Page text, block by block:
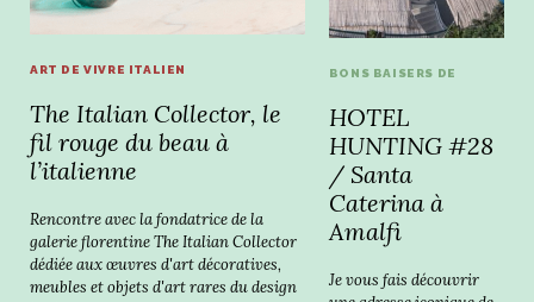
ART DE VIVRE ITALIEN
The Italian Collector, le
fil rouge du beau à
l’italienne
Rencontre avec la fondatrice de la
galerie florentine The Italian Collector
dédiée aux œuvres d'art décoratives,
meubles et objets d'art rares du design
BONS BAISERS DE
HOTEL
HUNTING #28
/ Santa
Caterina à
Amalfi
Je vous fais découvrir